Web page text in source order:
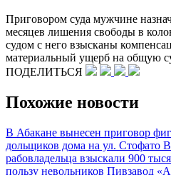
Приговором суда мужчине
месяцев лишения свободы в
судом с него взысканы
материальный ущерб на общую
ПОДЕЛИТЬСЯ
Похожие новости
В Абакане вынесен приговор
дольщиков дома на ул. Стофато В
рабовладельца взыскали 900
пользу невольников Пивзавод